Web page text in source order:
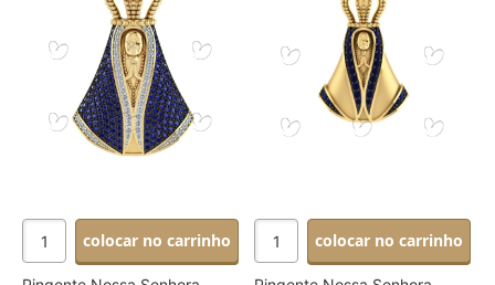
colocar no carrinho colocar no carrinho